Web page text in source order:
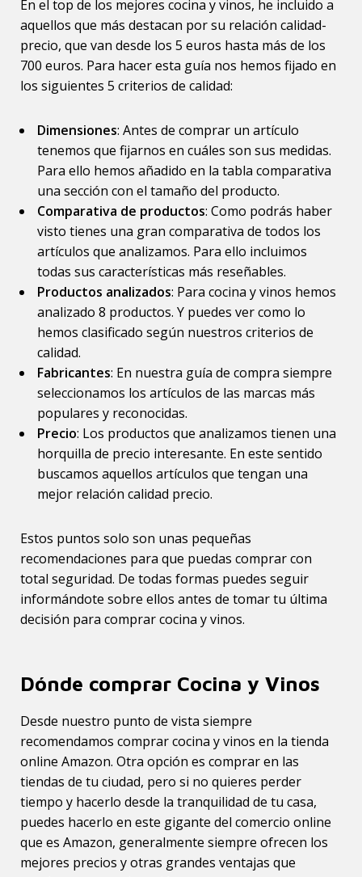
En el top de los mejores cocina y vinos, he incluido a
aquellos que más destacan por su relación calidad-
precio, que van desde los 5 euros hasta más de los
700 euros. Para hacer esta guía nos hemos fijado en
los siguientes 5 criterios de calidad:
Dimensiones: Antes de comprar un artículo
tenemos que fijarnos en cuáles son sus medidas.
Para ello hemos añadido en la tabla comparativa
una sección con el tamaño del producto.
Comparativa de productos: Como podrás haber
visto tienes una gran comparativa de todos los
artículos que analizamos. Para ello incluimos
todas sus características más reseñables.
Productos analizados: Para cocina y vinos hemos
analizado 8 productos. Y puedes ver como lo
hemos clasificado según nuestros criterios de
calidad.
Fabricantes: En nuestra guía de compra siempre
seleccionamos los artículos de las marcas más
populares y reconocidas.
Precio: Los productos que analizamos tienen una
horquilla de precio interesante. En este sentido
buscamos aquellos artículos que tengan una
mejor relación calidad precio.
Estos puntos solo son unas pequeñas
recomendaciones para que puedas comprar con
total seguridad. De todas formas puedes seguir
informándote sobre ellos antes de tomar tu última
decisión para comprar cocina y vinos.
Dónde comprar Cocina y Vinos
Desde nuestro punto de vista siempre
recomendamos comprar cocina y vinos en la tienda
online Amazon. Otra opción es comprar en las
tiendas de tu ciudad, pero si no quieres perder
tiempo y hacerlo desde la tranquilidad de tu casa,
puedes hacerlo en este gigante del comercio online
que es Amazon, generalmente siempre ofrecen los
mejores precios y otras grandes ventajas que